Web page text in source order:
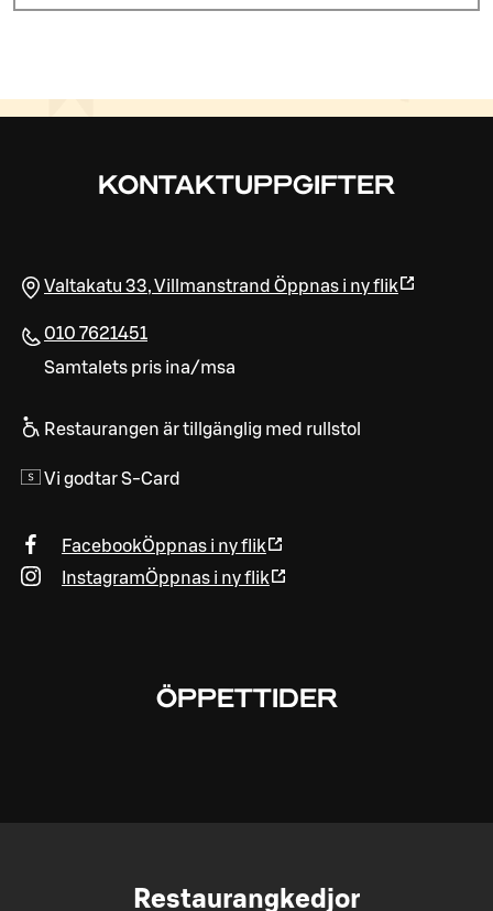
KONTAKTUPPGIFTER
Valtakatu 33,Villmanstrand Öppnas i ny flik
010 7621451
Samtalets pris ina/msa
Restaurangen är tillgänglig med rullstol
Vi godtar S-Card
FacebookÖppnas i ny flik
InstagramÖppnas i ny flik
ÖPPETTIDER
Restaurangkedjor